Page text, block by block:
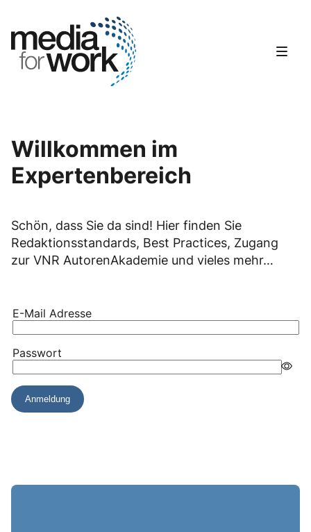
content
Go to landing page.
Willkommen im
Expertenbereich
Schön, dass Sie da sind! Hier finden Sie
Redaktionsstandards, Best Practices, Zugang
zur VNR AutorenAkademie und vieles mehr…